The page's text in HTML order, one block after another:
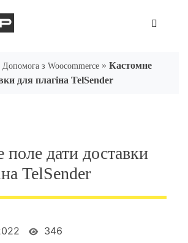
Допомога з Woocommerce » Кастомне
для плагіна TelSender
поле дати доставки
TelSender
346